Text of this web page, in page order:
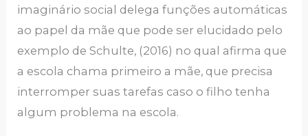
imaginário social delega funções automáticas
ao papel da mãe que pode ser elucidado pelo
exemplo de Schulte, (2016) no qual afirma que
a escola chama primeiro a mãe, que precisa
interromper suas tarefas caso o filho tenha
algum problema na escola.